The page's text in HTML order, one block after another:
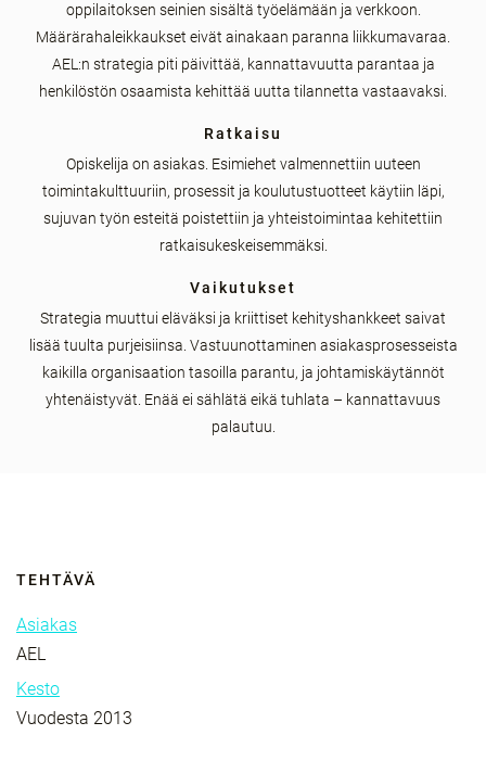
oppilaitoksen seinien sisältä työelämään ja verkkoon.
Määrärahaleikkaukset eivät ainakaan paranna liikkumavaraa.
AEL:n strategia piti päivittää, kannattavuutta parantaa ja
henkilöstön osaamista kehittää uutta tilannetta vastaavaksi.
Ratkaisu
Opiskelija on asiakas. Esimiehet valmennettiin uuteen
toimintakulttuuriin, prosessit ja koulutustuotteet käytiin läpi,
sujuvan työn esteitä poistettiin ja yhteistoimintaa kehitettiin
ratkaisukeskeisemmäksi.
Vaikutukset
Strategia muuttui eläväksi ja kriittiset kehityshankkeet saivat
lisää tuulta purjeisiinsa. Vastuunottaminen asiakasprosesseista
kaikilla organisaation tasoilla parantu, ja johtamiskäytännöt
yhtenäistyvät. Enää ei sählätä eikä tuhlata – kannattavuus
palautuu.
TEHTÄVÄ
Asiakas
AEL
Kesto
Vuodesta 2013